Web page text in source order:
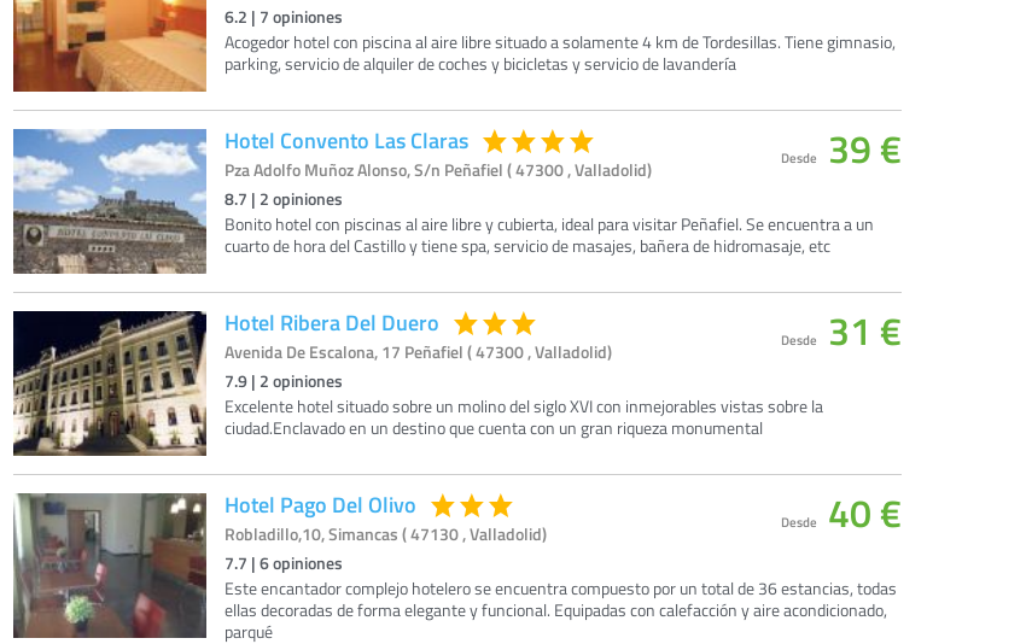
6.2 | 7 opiniones
Acogedor hotel con piscina al aire libre situado a solamente 4 km de Tordesillas. Tiene gimnasio,
parking, servicio de alquiler de coches y bicicletas y servicio de lavandería
Hotel Convento Las Claras
Pza Adolfo Muñoz Alonso, S/n Peñafiel ( 47300 , Valladolid)
8.7 | 2 opiniones
Bonito hotel con piscinas al aire libre y cubierta, ideal para visitar Peñafiel. Se encuentra a un
cuarto de hora del Castillo y tiene spa, servicio de masajes, bañera de hidromasaje, etc
Desde 39 €
Hotel Ribera Del Duero
Avenida De Escalona, 17 Peñafiel ( 47300 , Valladolid)
7.9 | 2 opiniones
Excelente hotel situado sobre un molino del siglo XVI con inmejorables vistas sobre la
ciudad.Enclavado en un destino que cuenta con un gran riqueza monumental
Desde 31 €
Hotel Pago Del Olivo
Robladillo,10, Simancas ( 47130 , Valladolid)
7.7 | 6opiniones
Este encantador complejo hotelero se encuentra compuesto por un total de 36 estancias, todas
ellas decoradas de forma elegante y funcional. Equipadas con calefacción y aire acondicionado,
parqué
Desde 40 €